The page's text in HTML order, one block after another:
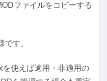
ファイルをコピーする
す。
を使えば適用・非適用の